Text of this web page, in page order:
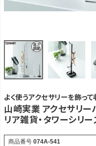
よく使うアクセサリーを飾っ
山崎実業 アクセサリ
リア雑貨・タワーシリー
商品番号 074A-541